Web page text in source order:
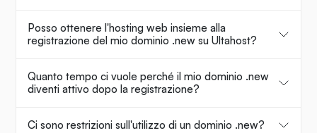
Posso ottenere l'hosting web insieme alla
registrazione del mio dominio .new su Ultahost?
Quanto tempo ci vuole perché il mio dominio .new
diventi attivo dopo la registrazione?
Ci sono restrizioni sull'utilizzo di un dominio .new?